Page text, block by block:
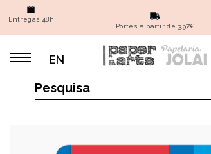
Entregas 48h
Portes a partir de 3,97€
EN